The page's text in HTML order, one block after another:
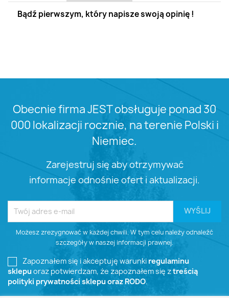
Bądź pierwszym, który napisze swoją opinię !
Obecnie firma JEST obsługuje ponad 30
000 lokalizacji rocznie, na terenie Polski i
Niemiec.
Zarejestruj się aby otrzymywać
informacje odnośnie ofert i aktualizacji.
Możesz zrezygnować w każdej chwili. W tym celu należy odnaleźć
szczegóły w naszej informacji prawnej.
Zapoznałem się i akceptuję warunki regulaminu
sklepuoraz potwierdzam, że zapoznałem się ztreścią
polityki prywatności sklepu oraz RODO.